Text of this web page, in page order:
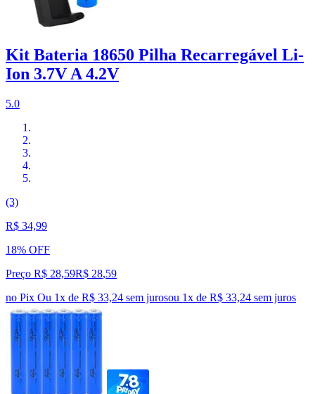
Kit Bateria 18650 Pilha Recarregável Li-
Ion 3.7V A 4.2V
5.0
(3)
R$ 34,99
18% OFF
Preço R$ 28,59R$ 28,59
no Pix Ou 1x de R$ 33,24 sem jurosou 1x de R$ 33,24 sem juros